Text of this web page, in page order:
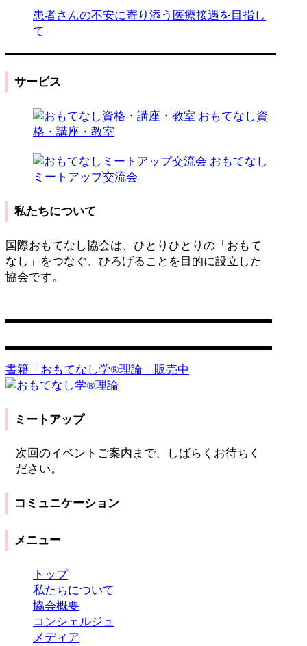
患者さんの不安に寄り添う医療接遇を目指し
て
サービス
おもてなし資
格・講座・教室
おもてなし
ミートアップ交流会
私たちについて
国際おもてなし協会は、ひとりひとりの「おもて
なし」をつなぐ、ひろげることを目的に設立した
協会です。
書籍「おもてなし学®️理論」販売中
ミートアップ
次回のイベントご案内まで、しばらくお待ちく
ださい。
コミュニケーション
メニュー
トップ
私たちについて
協会概要
コンシェルジュ
メディア